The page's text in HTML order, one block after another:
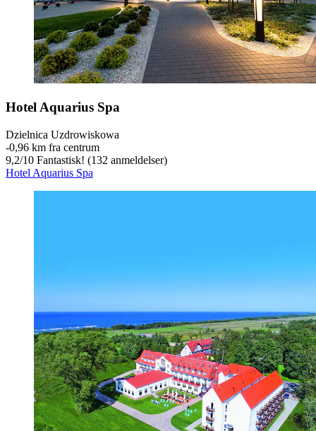
Hotel Aquarius Spa
Dzielnica Uzdrowiskowa
‐0,96 km fra centrum
9,2/10 Fantastisk! (132 anmeldelser)
Hotel Aquarius Spa